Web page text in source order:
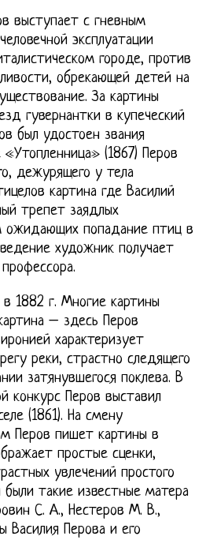
выступает с гневным
эксплуатации
городе, против
обрекающей детей на
За картины
гувернантки в купеческий
был удостоен звания
(1867) Перов
дежурящего у тела
картина где Василий
трепет заядлых
ожидающих попадание птиц в
художник получает
1882 г. Многие картины
– здесь Перов
характеризует
реки, страстно следящего
затянувшегося поклева. В
конкурс Перов выставил
(1861). На смену
Перов пишет картины в
простые сценки,
увлечений простого
были такие известные матера
С. А., Нестеров М. В.,
Василия Перова и его